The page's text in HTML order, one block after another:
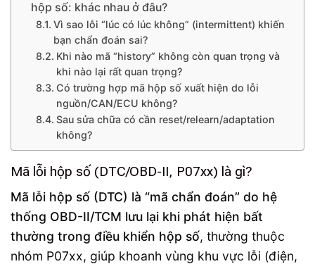
hộp số: khác nhau ở đâu?
Vì sao lỗi “lúc có lúc không” (intermittent) khiến
bạn chẩn đoán sai?
Khi nào mã “history” không còn quan trọng và
khi nào lại rất quan trọng?
Có trường hợp mã hộp số xuất hiện do lỗi
nguồn/CAN/ECU không?
Sau sửa chữa có cần reset/relearn/adaptation
không?
Mã lỗi hộp số (DTC/OBD-II, P07xx) là gì?
Mã lỗi hộp số (DTC) là “mã chẩn đoán” do hệ
thống OBD-II/TCM lưu lại khi phát hiện bất
thường trong điều khiển hộp số, thường thuộc
nhóm P07xx, giúp khoanh vùng khu vực lỗi (điện,